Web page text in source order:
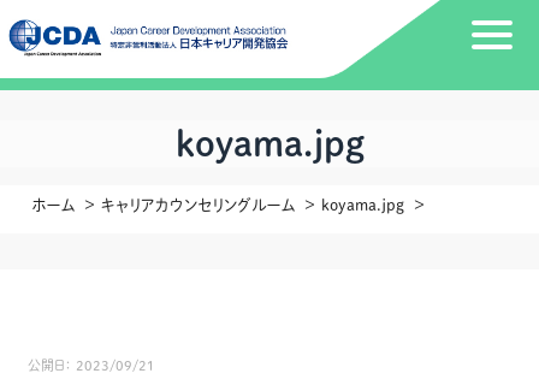
koyama.jpg
ホーム キャリアカウンセリングルーム koyama.jpg
公開日： 2023/09/21